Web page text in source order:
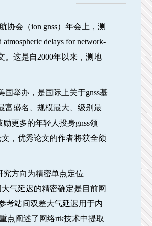
协会（ion gnss）年会上，测
delays for network-
。这是自2000年以来，测地
国举办，是国际上关于gnss基
富盛名、规模最大、级别最
励更多的年轻人投身gnss领
，优秀论文的作者将获全额
方向为精密单点定位
气延迟的精密确定是目前网
考站间双差大气延迟用于内
点阐述了网络rtk技术中提取